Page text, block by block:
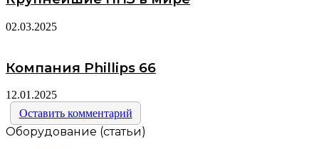
02.03.2025
Компания Phillips 66
12.01.2025
Оставить комментарий
Оборудование (статьи)